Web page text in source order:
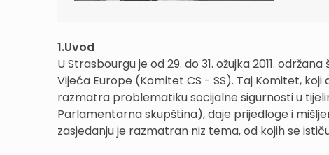
1.Uvod
U Strasbourgu je od 29. do 31. ožujka 2011.
Vijeća Europe (Komitet CS - SS). Taj Komitet,
razmatra problematiku socijalne sigurnosti u
Parlamentarna skupština), daje prijedloge i
zasjedanju je razmatran niz tema, od kojih se